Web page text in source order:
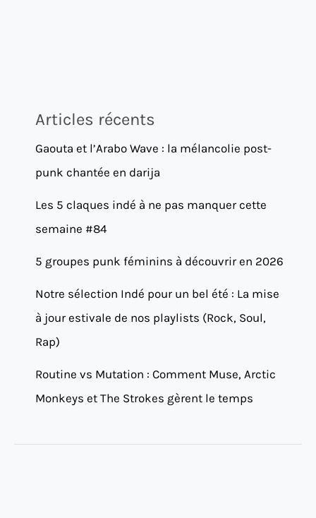
Articles récents
Gaouta et l’Arabo Wave : la mélancolie post-
punk chantée en darija
Les 5 claques indé à ne pas manquer cette
semaine #84
5 groupes punk féminins à découvrir en 2026
Notre sélection Indé pour un bel été : La mise
à jour estivale de nos playlists (Rock, Soul,
Rap)
Routine vs Mutation : Comment Muse, Arctic
Monkeys et The Strokes gèrent le temps